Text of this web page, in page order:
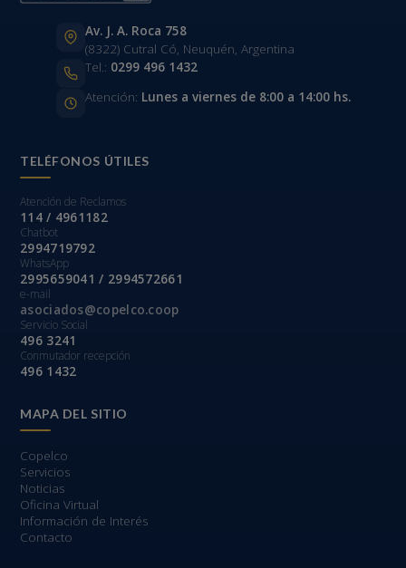
Av. J. A. Roca 758
(8322) Cutral Có, Neuquén, Argentina
Tel.: 0299 496 1432
Atención: Lunes a viernes de 8:00 a 14:00 hs.
TELÉFONOS ÚTILES
Atención de Reclamos
114 / 4961182
Chatbot
2994719792
WhatsApp
2995659041 / 2994572661
e-mail
asociados@copelco.coop
Servicio Social
496 3241
Conmutador recepción
496 1432
MAPA DEL SITIO
Copelco
Servicios
Noticias
Oficina Virtual
Información de Interés
Contacto